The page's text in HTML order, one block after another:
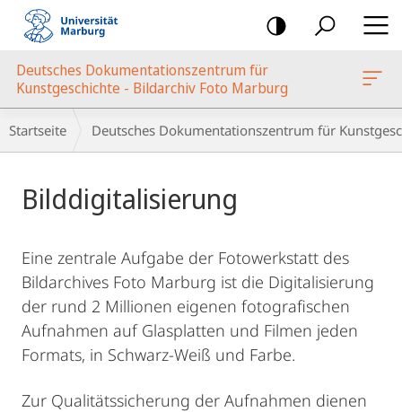
Mobile-
Navigation
Marburg
Deutsches Dokumentationszentrum für
Kunstgeschichte - Bildarchiv Foto Marburg
Breadcrumb-
Navigation
Startseite Deutsches Dokumentationszentrum für
Bilddigitalisierung
Eine zentrale Aufgabe der Fotowerkstatt des
Bildarchives Foto Marburg ist die Digitalisierung
der rund 2 Millionen eigenen fotografischen
Aufnahmen auf Glasplatten und Filmen jeden
Formats, in Schwarz-Weiß und Farbe.
Zur Qualitätssicherung der Aufnahmen dienen